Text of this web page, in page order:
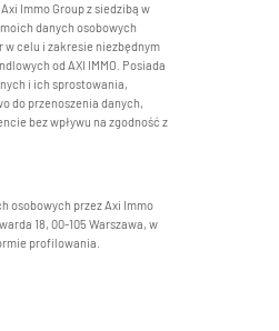
Immo Group z siedzibą w
danych osobowych
celu i zakresie niezbędnym
od AXI IMMO. Posiada
i ich sprostowania,
do przenoszenia danych,
bez wpływu na zgodność z
osobowych przez Axi Immo
18, 00-105 Warszawa, w
profilowania.